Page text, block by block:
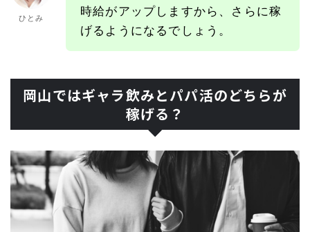
ひとみ
時給がアップしますから、さらに稼
げるようになるでしょう。
岡山ではギャラ飲みとパパ活のどちらが
稼げる？